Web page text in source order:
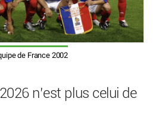
de France 2002
n’est plus celui de